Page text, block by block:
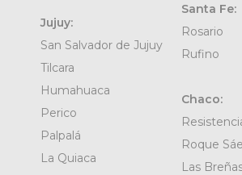
Jujuy:
San Salvador de Jujuy
Tilcara
Humahuaca
Perico
Palpalá
La Quiaca
Santa Fe:
Rosario
Rufino
Chaco:
Roque
Las